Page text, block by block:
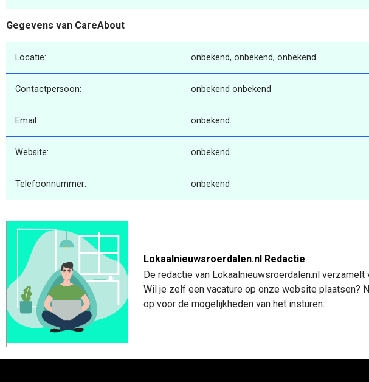
Gegevens van CareAbout
Locatie: onbekend, onbekend, onbekend
Contactpersoon: onbekend onbekend
Email: onbekend
Website: onbekend
Telefoonnummer: onbekend
Lokaalnieuwsroerdalen.nl Redactie
De redactie van Lokaalnieuwsroerdalen.nl verzamelt
Wil je zelf een vacature op onze website plaatsen?
op voor de mogelijkheden van het insturen.